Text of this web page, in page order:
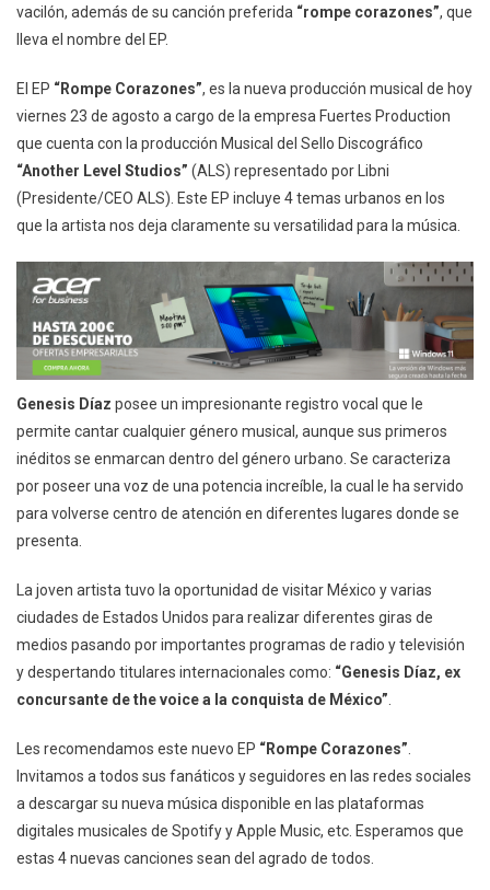
vacilón, además de su canción preferida “rompe corazones”, que
lleva el nombre del EP.
El EP “Rompe Corazones”, es la nueva producción musical de hoy
viernes 23 de agosto a cargo de la empresa Fuertes Production
que cuenta con la producción Musical del Sello Discográfico
“Another Level Studios” (ALS) representado por Libni
(Presidente/CEO ALS). Este EP incluye 4 temas urbanos en los
que la artista nos deja claramente su versatilidad para la música.
Genesis Díaz posee un impresionante registro vocal que le
permite cantar cualquier género musical, aunque sus primeros
inéditos se enmarcan dentro del género urbano. Se caracteriza
por poseer una voz de una potencia increíble, la cual le ha servido
para volverse centro de atención en diferentes lugares donde se
presenta.
La joven artista tuvo la oportunidad de visitar México y varias
ciudades de Estados Unidos para realizar diferentes giras de
medios pasando por importantes programas de radio y televisión
y despertando titulares internacionales como: “Genesis Díaz, ex
concursante de the voice a la conquista de México”
Les recomendamos este nuevo EP “Rompe Corazones”
Invitamos a todos sus fanáticos y seguidores en las redes sociales
a descargar su nueva música disponible en las plataformas
digitales musicales de Spotify y Apple Music, etc. Esperamos que
estas 4 nuevas canciones sean del agrado de todos.